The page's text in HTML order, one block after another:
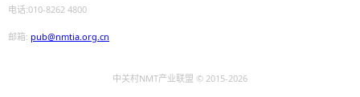
电话:010-8262 4800
邮箱: pub@nmtia.org.cn
中关村NMT产业联盟 © 2015-2026